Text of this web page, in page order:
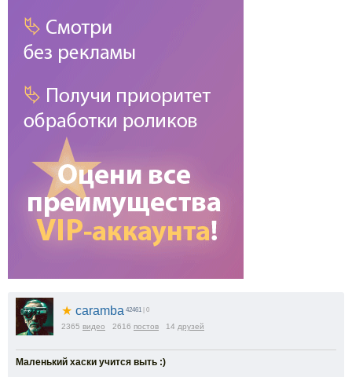
★ caramba 42461 | 0
2365 видео 2616 постов 14 друзей
Маленький хаски учится выть :)